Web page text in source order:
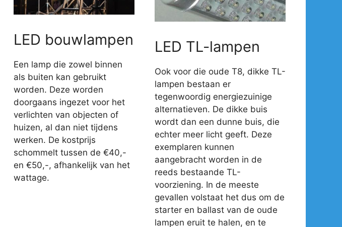
LED bouwlampen
Een lamp die zowel binnen
als buiten kan gebruikt
worden. Deze worden
doorgaans ingezet voor het
verlichten van objecten of
huizen, al dan niet tijdens
werken. De kostprijs
schommelt tussen de €40,-
en €50,-, afhankelijk van het
wattage.
LED TL-lampen
Ook voor die oude T8, dikke TL-
lampen bestaan er
tegenwoordig energiezuinige
alternatieven. De dikke buis
wordt dan een dunne buis, die
echter meer licht geeft. Deze
exemplaren kunnen
aangebracht worden in de
reeds bestaande TL-
voorziening. In de meeste
gevallen volstaat het dus om de
starter en ballast van de oude
lampen eruit te halen, en te